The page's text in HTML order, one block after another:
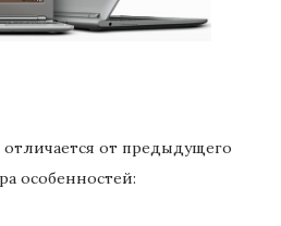
от предыдущего
особенностей: